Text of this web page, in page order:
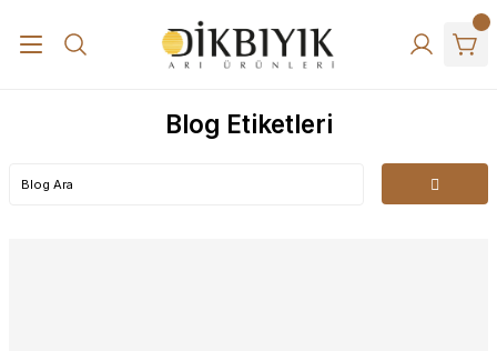
Blog Etiketleri